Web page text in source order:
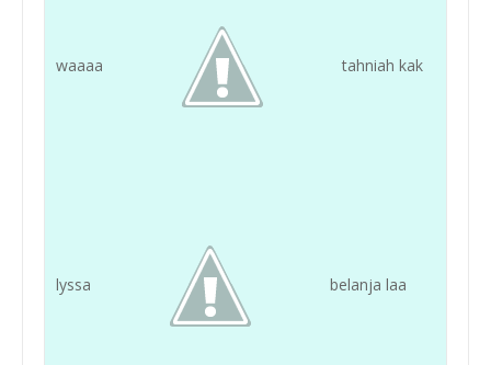
waaaa tahniah kak
lyssa belanja laa